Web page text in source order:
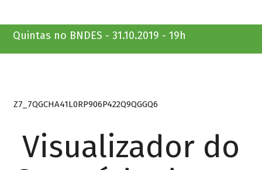
Quintas no BNDES - 31.10.2019 - 19h
Z7_7QGCHA41L0RP906P422Q9QGGQ6
Visualizador do